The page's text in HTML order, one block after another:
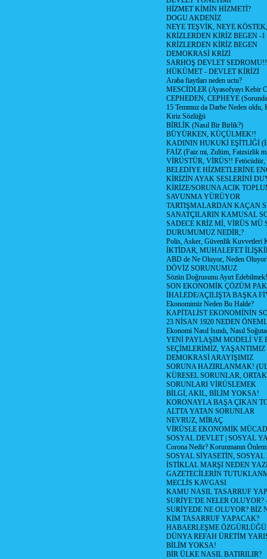
HİZMET KİMİN HİZMETİ?
DOGU AKDENİZ
NEYE TEŞVİK, NEYE
KRİZLERDEN KİRİZ BEGEN -1
KRİZLERDEN KİRİZ BEGEN
DEMOKRASİ KRİZİ
SARHOŞ DEVLET SEDROMU!!
HÜKÜMET - DEVLET KİRİZİ
Araba fiaytları neden uctu?
MESCİDLER (Ayasofyayı Kebir
CEPHEDEN, CEPHEYE
15 Temmuz da Darbe Neden oldu,
Kiriz Sözlüğü
BİRLİK (Nasıl Bir Birlik?)
BÜYÜRKEN, KÜÇÜLMEK!!
KADININ HUKUKİ EŞİTLİĞİ
FAİZ (Faiz mi, Zulüm, Faizsizlik
VİRÜSTÜR, VİRÜS!! Fetöcüdür,
BELEDİYE HİZMETLERİNE
KİRİZİN AYAK SESLERİNİ
KİRİZE/SORUNA ACIK
SAVUNMA YÜRÜYOR
TARTIŞMALARDAN KAÇAN
SANATÇILARIN KAMUSAL
SADECE KRİZ Mİ, VİRÜS MÜ
DURUMUMUZ NEDİR,?
Polis, Asker, Güvenlik Kuvvetleri
İKTİDAR, MUHALEFET
ABD de Ne Oluyor, Neden
DÖVİZ SORUNUMUZ
Sözün Doğrusunu Ayırt Edebilmek!
SON EKONOMİK ÇÖZÜM
İHALEDE/AÇILIŞTA BAŞKA
Ekonomimiz Neden Bu Halde?
KAPİTALİST EKONOMİNİN
23 NİSAN 1920 NEDEN
Ekonomi Nasıl Isındı, Nasıl
YENİ PAYLAŞIM MODELİ VE
SEÇİMLERİMİZ, YAŞANTIMIZ
DEMOKRASİ ARAYIŞIMIZ
SORUNA HAZIRLANMAK!
KÜRESEL SORUNLAR,
SORUNLARI VİRÜSLEMEK
BİLGİ, AKIL, BİLİM YOKSA!
KORONAYLA BAŞA ÇIKAN
ALTTA YATAN SORUNLAR
NEVRUZ, MİRAÇ
VİRÜSLE EKONOMİK
SOSYAL DEVLET | SOSYAL
Corona Nedir? Korunmanın
SOSYAL SİYASETİN,
İSTİKLAL MARŞI NEDEN
GAZETECİLERİN
MECLİS KAVGASI
KAMU NASIL TASARRUF
SURİYE’DE NELER OLUYOR?
SURİYEDE NE OLUYOR? BİZ
KİM TASARRUF YAPACAK?
HABAERLEŞME
DÜNYA REFAH ÜRETİM
BİLİM YOKSA!
BİR ÜLKE NASIL BATIRILIR?